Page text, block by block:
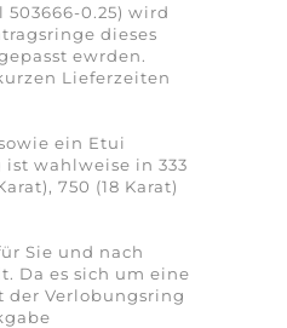
0.25) wird
dieses
ewrden.
Lieferzeiten
ein Etui
wahlweise in 333
750 (18 Karat)
Sie und nach
Da es sich um eine
der Verlobungsring